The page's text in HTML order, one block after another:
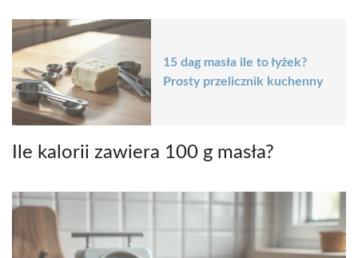
15 dag masła ile to łyżek?
Prosty przelicznik kuchenny
Ile kalorii zawiera 100 g masła?